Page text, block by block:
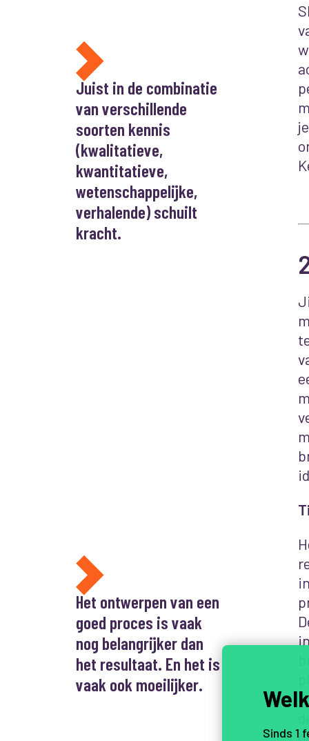
Juist in de combinatie
van verschillende
soorten kennis
(kwalitatieve,
kwantitatieve,
wetenschappelijke,
verhalende) schuilt
kracht.
Het ontwerpen van een
goed proces is vaak
nog belangrijker dan
het resultaat. En het is
vaak ook moeilijker.
Sinds 1